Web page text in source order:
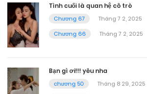
Tình cuối là quan hệ cô trò
Chương 67
Tháng 7 2, 2025
Chương 66
Tháng 7 2, 2025
Bạn gì ơi!!! yêu nha
chương 50
Tháng 8 29, 2025